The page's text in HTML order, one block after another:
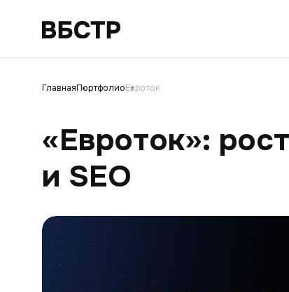
ГлавнаяПортфолиоЕвроток
«Евроток»:
и SEO